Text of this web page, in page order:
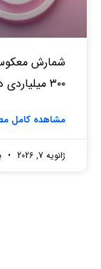
شمارش معکوس
۳۰۰ میلیاردی در راه فرابورس
مشاهده کامل
ژانویه 7, 2026